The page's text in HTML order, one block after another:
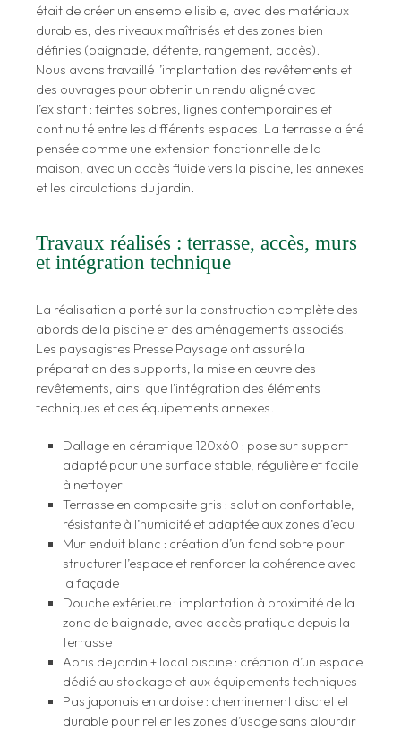
était de créer un ensemble lisible, avec des matériaux
durables, des niveaux maîtrisés et des zones bien
définies (baignade, détente, rangement, accès).
Nous avons travaillé l’implantation des revêtements et
des ouvrages pour obtenir un rendu aligné avec
l’existant : teintes sobres, lignes contemporaines et
continuité entre les différents espaces. La terrasse a été
pensée comme une extension fonctionnelle de la
maison, avec un accès fluide vers la piscine, les annexes
et les circulations du jardin.
Travaux réalisés : terrasse, accès, murs
et intégration technique
La réalisation a porté sur la construction complète des
abords de la piscine et des aménagements associés.
Les paysagistes Presse Paysage ont assuré la
préparation des supports, la mise en œuvre des
revêtements, ainsi que l’intégration des éléments
techniques et des équipements annexes.
Dallage en céramique 120x60 : pose sur support
adapté pour une surface stable, régulière et facile
à nettoyer
Terrasse en composite gris : solution confortable,
résistante à l’humidité et adaptée aux zones d’eau
Mur enduit blanc : création d’un fond sobre pour
structurer l’espace et renforcer la cohérence avec
la façade
Douche extérieure : implantation à proximité de la
zone de baignade, avec accès pratique depuis la
terrasse
Abris de jardin + local piscine : création d’un espace
dédié au stockage et aux équipements techniques
Pas japonais en ardoise : cheminement discret et
durable pour relier les zones d’usage sans alourdir